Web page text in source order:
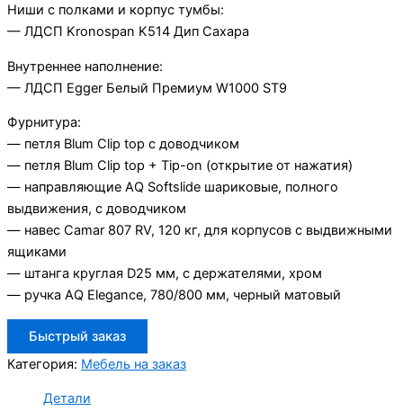
Ниши с полками и корпус тумбы:
— ЛДСП Kronospan K514 Дип Сахара
Внутреннее наполнение:
— ЛДСП Egger Белый Премиум W1000 ST9
Фурнитура:
— петля Blum Clip top с доводчиком
— петля Blum Clip top + Tip-on (открытие от нажатия)
— направляющие AQ Softslide шариковые, полного
выдвижения, с доводчиком
— навес Camar 807 RV, 120 кг, для корпусов с выдвижными
ящиками
— штанга круглая D25 мм, с держателями, хром
— ручка AQ Elegance, 780/800 мм, черный матовый
Быстрый заказ
Категория: Мебель на заказ
Детали